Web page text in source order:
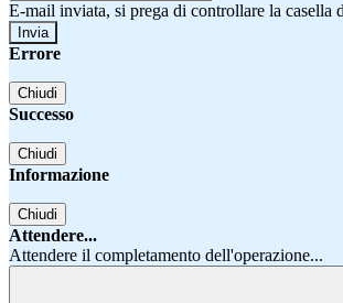
E-mail inviata, si prega di controllare la casella
Errore
Chiudi
Successo
Chiudi
Informazione
Chiudi
Attendere...
Attendere il completamento dell'operazione...